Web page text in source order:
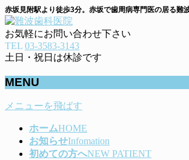
赤坂見附駅より徒歩3分。赤坂で歯周病専門医の居る難
お気軽にお問い合わせ下さい
TEL 03-3583-3143
土日・祝日は休診です
MENU
メニューを飛ばす
ホームHOME
お知らせInfomation
初めての方へNEW PATIENT